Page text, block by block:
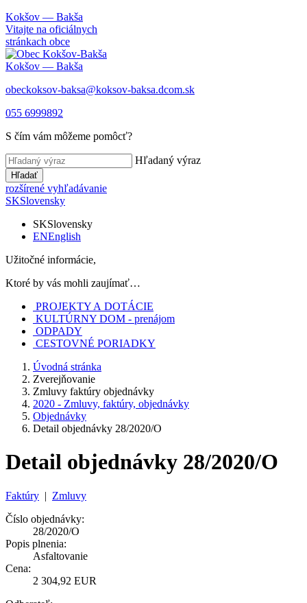
Kokšov — Bakša
Vitajte na oficiálnych
stránkach obce
Kokšov — Bakša
obeckoksov-baksa@koksov-baksa.dcom.sk
055 6999892
S čím vám môžeme pomôcť?
Hľadaný výraz
Hľadať
rozšírené vyhľadávanie
SKSlovensky
SKSlovensky
ENEnglish
Užitočné informácie,
Ktoré by vás mohli zaujímať…
PROJEKTY A DOTÁCIE
KULTÚRNY DOM - prenájom
ODPADY
CESTOVNÉ PORIADKY
Úvodná stránka
Zverejňovanie
Zmluvy faktúry objednávky
2020 - Zmluvy, faktúry, objednávky
Objednávky
Detail objednávky 28/2020/O
Detail objednávky 28/2020/O
Faktúry | Zmluvy
Číslo objednávky:
28/2020/O
Popis plnenia:
Asfaltovanie
Cena:
2 304,92 EUR